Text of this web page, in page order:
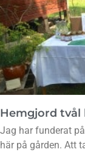
Hemgjord tvål
Jag har funderat
här på gården. Att